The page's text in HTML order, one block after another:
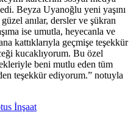
Beyza Uyanoğlu yeni yaşını
anılar, dersler ve şükran
ise umutla, heyecanla ve
kattıklarıyla geçmişe teşekkür
kucaklıyorum. Bu özel
beni mutlu eden tüm
teşekkür ediyorum.” notuyla
İnşaat